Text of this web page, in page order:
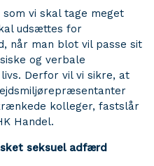
vi skal tage meget
udsættes for
når man blot vil passe sit
og verbale
Derfor vil vi sikre, at
kolleger, fastslår
Handel.
seksuel adfærd